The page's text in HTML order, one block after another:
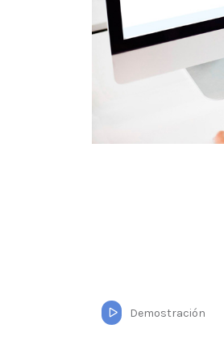
Demostración